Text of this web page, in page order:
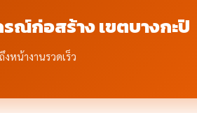
ณ์ก่อสร้าง เขตบางกะปิ
งหน้างานรวดเร็ว